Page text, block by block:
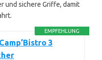
und sichere Griffe, damit
EMPFEHLUNG
3